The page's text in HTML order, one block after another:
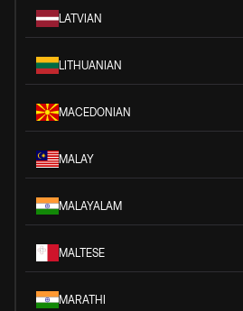
LATVIAN
LITHUANIAN
MACEDONIAN
MALAY
MALAYALAM
MALTESE
MARATHI